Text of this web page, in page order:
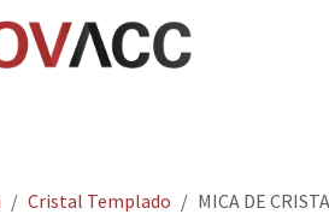
Cristal Templado MICA DE